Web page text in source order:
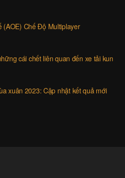
(AOE) Chế Độ Multiplayer
cái chết liên quan đến xe tải kun
xuân 2023: Cập nhật kết quả mới